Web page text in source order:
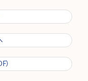
）